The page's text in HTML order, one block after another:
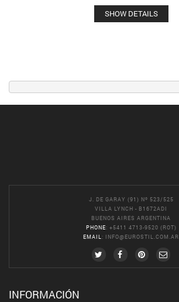
SHOW DETAILS
J. DE GARAY (91) Nº 523/525
VILLA LYNCH - B1672ADI
BUENOS AIRES ARGENTINA
PHONE: +5411 4713-9520 (ROT)
EMAIL : INFO@EUROSTIL.COM.AR
INFORMACIÓN